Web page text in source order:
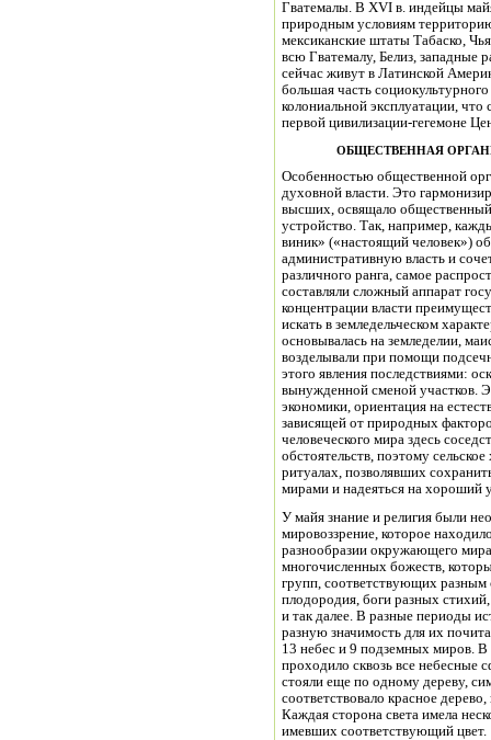
Гватемалы. В XVI в. индейцы
природным условиям
мексиканские штаты Табаско,
всю Гватемалу, Белиз, западные
сейчас живут в Латинской
большая часть
колониальной эксплуатации,
первой цивилизации-гегемоне
ОБЩЕСТВЕННАЯ
Особенностью общественной
духовной власти. Это
высших, освящало общественный
устройство. Так, например,
виник» («настоящий человек»)
административную власть и
различного ранга, самое
составляли сложный аппарат
концентрации власти
искать в земледельческом
основывалась на земледелии,
возделывали при помощи
этого явления последствиями:
вынужденной сменой участков.
экономики, ориентация на
зависящей от природных
человеческого мира здесь
обстоятельств, поэтому
ритуалах, позволявших
мирами и надеяться на хороший
У майя знание и религия были
мировоззрение, которое
разнообразии окружающего
многочисленных божеств,
групп, соответствующих
плодородия, боги разных
и так далее. В разные периоды
разную значимость для их
13 небес и 9 подземных миров. В
проходило сквозь все небесные
стояли еще по одному дереву,
соответствовало красное
Каждая сторона света имела
имевших соответствующий цвет.